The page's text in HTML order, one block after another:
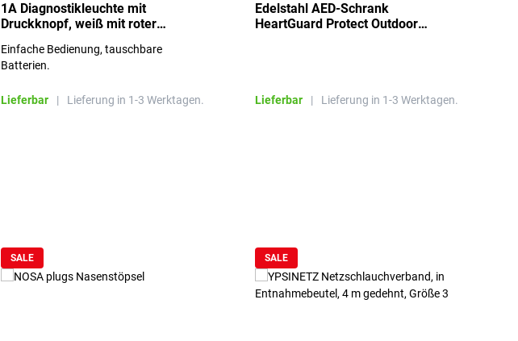
1A Diagnostikleuchte mit
Druckknopf, weiß mit roter
Einfache Bedienung, tauschbare
Batterien.
Lieferbar | Lieferung in 1-3 Werktagen.
Edelstahl AED-Schrank
HeartGuard Protect Outdoor
Lieferbar | Lieferung in 1-3 Werktagen.
SALE SALE